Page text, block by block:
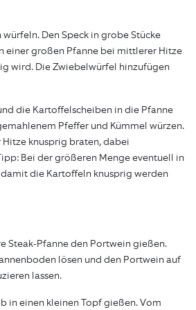
Den Speck in grobe Stücke
einer großen Pfanne bei mittlerer Hitze
wird. Die Zwiebelwürfel hinzufügen
die Kartoffelscheiben in die Pfanne
Pfeffer und Kümmel würzen.
knusprig braten, dabei
Bei der größeren Menge eventuell in
die Kartoffeln knusprig werden
Steak-Pfanne den Portwein gießen.
lösen und den Portwein auf
lassen.
in einen kleinen Topf gießen. Vom